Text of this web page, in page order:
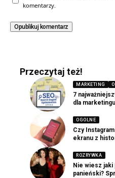
komentarzy.
Przeczytaj też!
MARKETING
7
dla
OGOLNE
Czy
ekranu z
ROZRYWKA
Nie wiesz
panieński?